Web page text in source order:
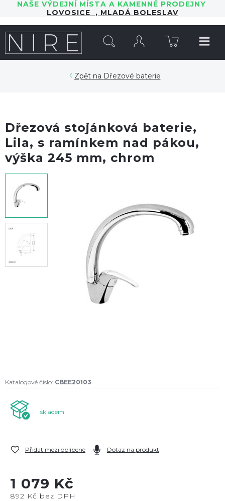
NAŠE VÝDEJNÍ MÍSTA A KAMENNÉ PRODEJNY
LOVOSICE , MLADÁ BOLESLAV
Dřezové baterie
Dřezová stojánková baterie,
Lila, s ramínkem nad pákou,
výška 245 mm, chrom
Katalogové číslo: CBEE20103
skladem
Přidat mezi oblíbené Dotaz na produkt
1 079 Kč
892 Kč bez DPH